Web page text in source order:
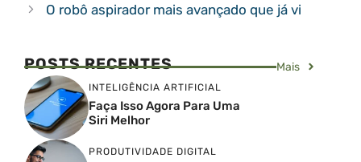
O robô aspirador mais avançado que já vi
POSTS RECENTES Mais
INTELIGÊNCIA ARTIFICIAL
Faça Isso Agora Para Uma
Siri Melhor
PRODUTIVIDADE DIGITAL